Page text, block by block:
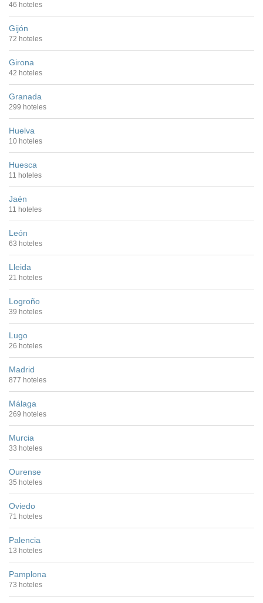
46 hoteles
Gijón
72 hoteles
Girona
42 hoteles
Granada
299 hoteles
Huelva
10 hoteles
Huesca
11 hoteles
Jaén
11 hoteles
León
63 hoteles
Lleida
21 hoteles
Logroño
39 hoteles
Lugo
26 hoteles
Madrid
877 hoteles
Málaga
269 hoteles
Murcia
33 hoteles
Ourense
35 hoteles
Oviedo
71 hoteles
Palencia
13 hoteles
Pamplona
73 hoteles